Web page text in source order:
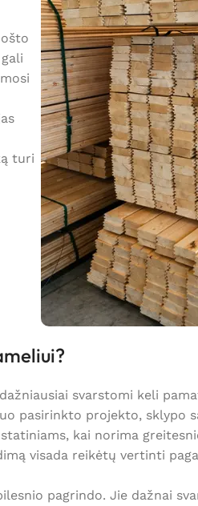
turi
svarstomi keli
pasirinkto projekto, sklypo
kai norima
visada reikėtų vertinti
pagrindo. Jie dažnai